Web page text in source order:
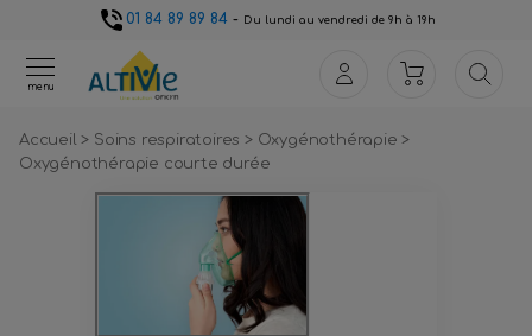
01 84 89 89 84- Du lundi au vendredi de 9h à 19h
menu
Accueil> Soins respiratoires> Oxygénothérapie>
Oxygénothérapie courte durée